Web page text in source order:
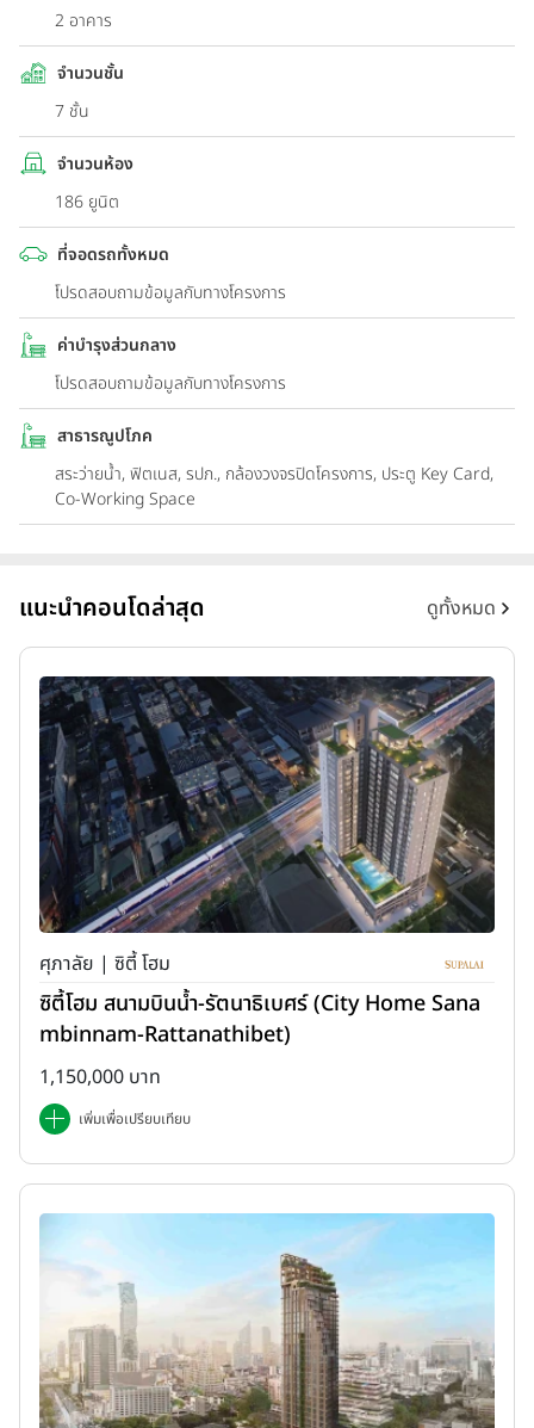
2 อาคาร
จำนวนชั้น
7 ชั้น
จำนวนห้อง
186 ยูนิต
ที่จอดรถทั้งหมด
โปรดสอบถามข้อมูลกับทางโครงการ
ค่าบำรุงส่วนกลาง
โปรดสอบถามข้อมูลกับทางโครงการ
สาธารณูปโภค
สระว่ายน้ำ, ฟิตเนส, รปภ., กล้องวงจรปิดโครงการ, ประตู Key Card,
Co-Working Space
แนะนำคอนโดล่าสุด ดูทั้งหมด
ศุภาลัย | ซิตี้ โฮม
ซิตี้โฮม สนามบินน้ำ-รัตนาธิเบศร์ (City Home Sana
mbinnam-Rattanathibet)
1,150,000 บาท
เพิ่มเพื่อเปรียบเทียบ